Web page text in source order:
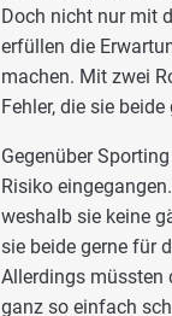
Doch nicht nur mit
erfüllen die
machen. Mit zwei
Fehler, die sie
Gegenüber
Risiko
weshalb sie keine
sie beide gerne für
Allerdings müssten
ganz so einfach